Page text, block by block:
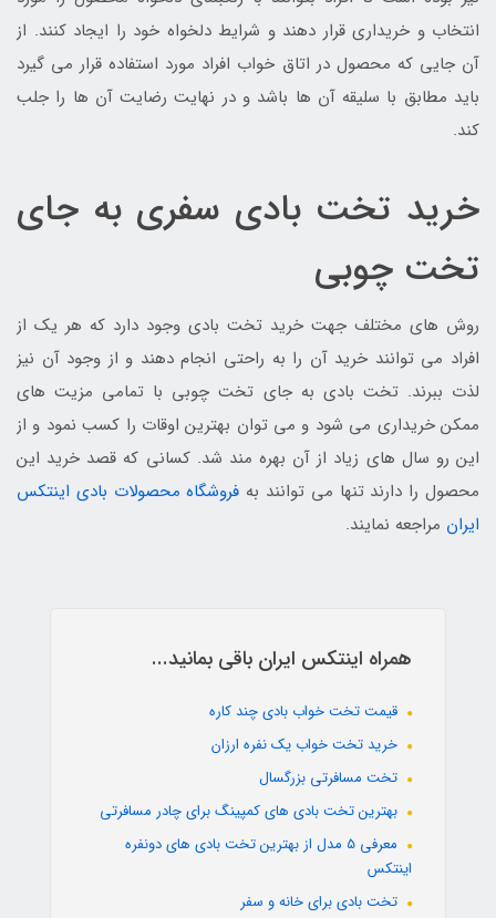
انتخاب و خریداری قرار دهند و شرایط دلخواه خود را ایجاد کنند. از
آن جایی که محصول در اتاق خواب افراد مورد استفاده قرار می گیرد
باید مطابق با سلیقه آن ها باشد و در نهایت رضایت آن ها را جلب
کند.
خرید تخت بادی سفری به جای
تخت چوبی
روش های مختلف جهت خرید تخت بادی وجود دارد که هر یک از
افراد می توانند خرید آن را به راحتی انجام دهند و از وجود آن نیز
لذت ببرند. تخت بادی به جای تخت چوبی با تمامی مزیت های
ممکن خریداری می شود و می توان بهترین اوقات را کسب نمود و از
این رو سال های زیاد از آن بهره مند شد. کسانی که قصد خرید این
محصول را دارند تنها می توانند به فروشگاه محصولات بادی اینتکس
ایران مراجعه نمایند.
همراه اینتکس ایران باقی بمانید...
قیمت تخت خواب بادی چند کاره
خرید تخت خواب یک نفره ارزان
تخت مسافرتی بزرگسال
بهترین تخت بادی های کمپینگ برای چادر مسافرتی
معرفی 5 مدل از بهترین تخت بادی های دونفره
اینتکس
تخت بادی برای خانه و سفر